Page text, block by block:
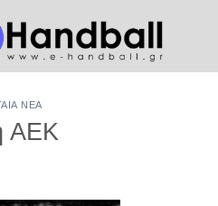
ΝΈΑ
ΑΕΚ